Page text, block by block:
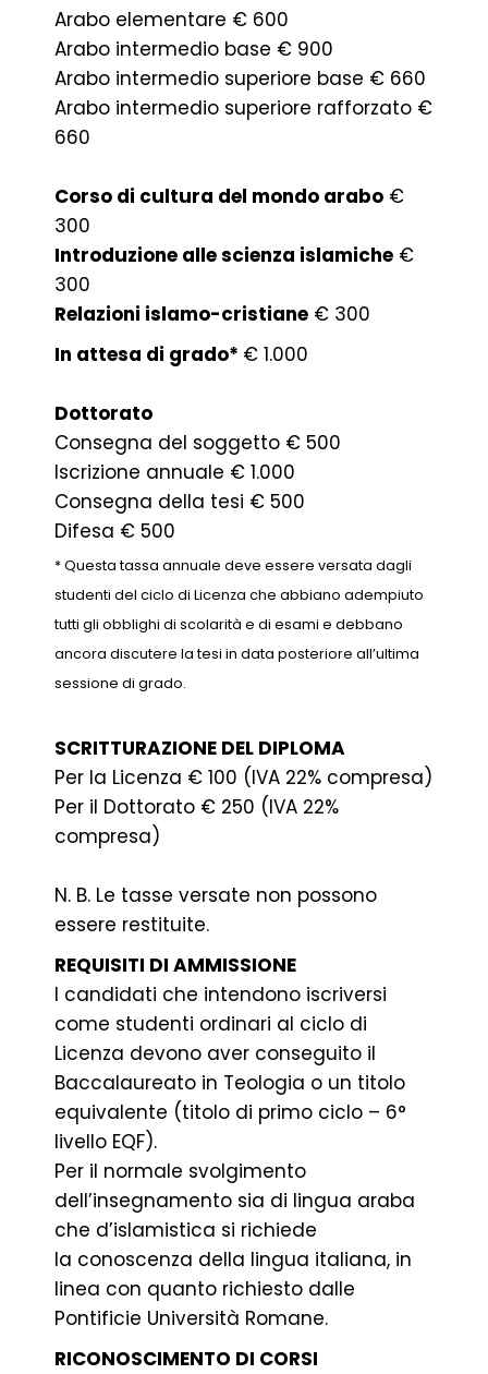
Arabo elementare € 600
Arabo intermedio base € 900
Arabo intermedio superiore base € 660
Arabo intermedio superiore rafforzato €
660
Corso di cultura del mondo arabo €
300
Introduzione alle scienza islamiche €
300
Relazioni islamo-cristiane € 300
In attesa di grado* € 1.000
Dottorato
Consegna del soggetto € 500
Iscrizione annuale € 1.000
Consegna della tesi € 500
Difesa € 500
* Questa tassa annuale deve essere versata dagli
studenti del ciclo di Licenza che abbiano adempiuto
tutti gli obblighi di scolarità e di esami e debbano
ancora discutere la tesi in data posteriore all’ultima
sessione di grado.
SCRITTURAZIONE DEL DIPLOMA
Per la Licenza € 100 (IVA 22% compresa)
Per il Dottorato € 250 (IVA 22%
compresa)
N. B. Le tasse versate non possono
essere restituite.
REQUISITI DI AMMISSIONE
I candidati che intendono iscriversi
come studenti ordinari al ciclo di
Licenza devono aver conseguito il
Baccalaureato in Teologia o un titolo
equivalente (titolo di primo ciclo – 6°
livello EQF).
Per il normale svolgimento
dell’insegnamento sia di lingua araba
che d’islamistica si richiede
la conoscenza della lingua italiana, in
linea con quanto richiesto dalle
Pontificie Università Romane.
RICONOSCIMENTO DI CORSI